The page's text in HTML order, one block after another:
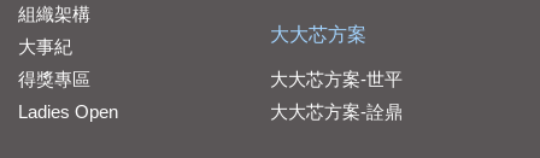
組織架構
大事紀
得獎專區
Ladies Open
大大芯方案
大大芯方案-世平
大大芯方案-詮鼎